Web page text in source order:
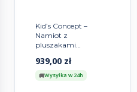
Kid’s Concept –
Namiot z
pluszakami
939,00 zł
Wysyłka w 24h